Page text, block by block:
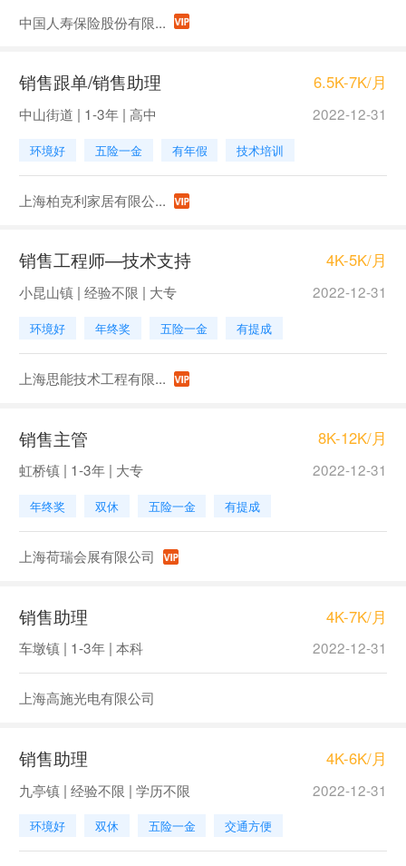
中国人寿保险股份有限...
销售跟单/销售助理 6.5K-7K/月
中山街道 | 1-3年 | 高中 2022-12-31
环境好 五险一金 有年假 技术培训
上海柏克利家居有限公...
销售工程师—技术支持 4K-5K/月
小昆山镇 | 经验不限 | 大专 2022-12-31
环境好 年终奖 五险一金 有提成
上海思能技术工程有限...
销售主管 8K-12K/月
虹桥镇 | 1-3年 | 大专 2022-12-31
年终奖 双休 五险一金 有提成
上海荷瑞会展有限公司
销售助理 4K-7K/月
车墩镇 | 1-3年 | 本科 2022-12-31
上海高施光电有限公司
销售助理 4K-6K/月
九亭镇 | 经验不限 | 学历不限 2022-12-31
环境好 双休 五险一金 交通方便